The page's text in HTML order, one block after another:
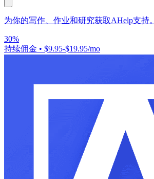
为你的写作、作业和研究获取AHelp支持。
30%
持续佣金 • $9.95-$19.95/mo